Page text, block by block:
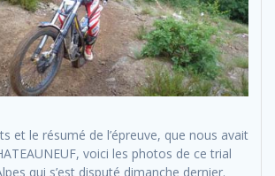
et le résumé de l’épreuve, que nous avait
voici les photos de ce trial
qui s’est disputé dimanche dernier.